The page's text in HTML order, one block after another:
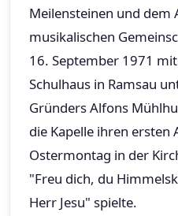
Meilensteinen und dem
musikalischen
16. September 1971
Schulhaus in Ramsau
Gründers Alfons
die Kapelle ihren ersten
Ostermontag in der
"Freu dich, du
Herr Jesu" spielte.